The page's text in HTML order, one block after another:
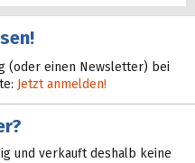
(oder einen Newsletter) bei
Jetzt anmelden!
und verkauft deshalb keine